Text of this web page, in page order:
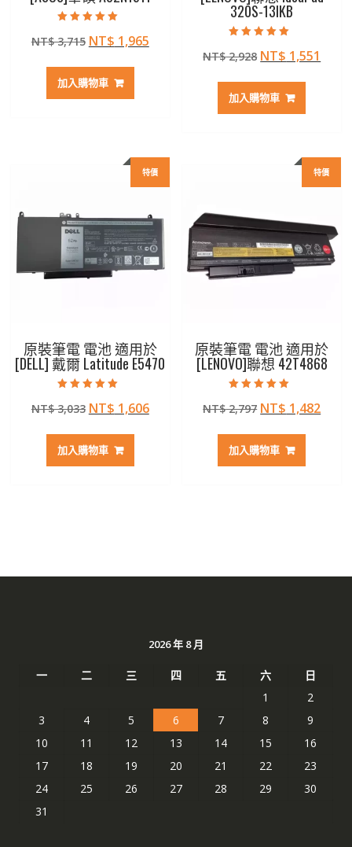
5.00
滿分 5
NT$3,715 原
價
格：
NT$ 1,965目
加入購物車
320S-13IKB
5.00
滿分 5
NT$2,928 原
價
格：
NT$ 1,551
加入購物車
特價
原裝筆電 電池 適用於
[DELL] 戴爾 Latitude E5470
5.00
滿分 5
NT$3,033 原
價
格：
NT$ 1,606目
加入購物車
特價
原裝筆電 電池 適用於
[LENOVO]聯想 42T4868
5.00
滿分 5
NT$2,797 原
價
格：
NT$ 1,482目
加入購物車
2026 年 8 月
一 二 三 四 五 六
日
1
2
3
4 5 6 7 8
9
10
11 12 13 14 15
16
17
18 19 20 21 22
23
24
25 26 27 28 29
30
31